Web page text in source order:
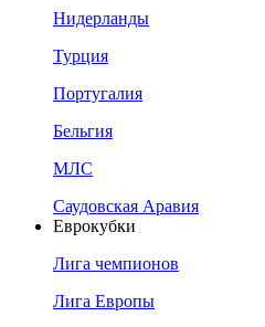
Нидерланды
Турция
Португалия
Бельгия
МЛС
Саудовская Аравия
Еврокубки
Лига чемпионов
Лига Европы